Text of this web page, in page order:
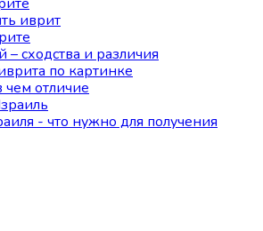
иврит
– сходства и различия
по картинке
отличие
- что нужно для получения